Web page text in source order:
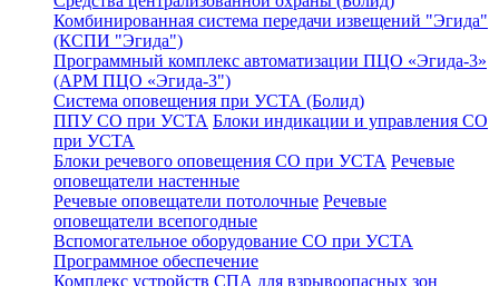
Комбинированная система передачи извещений "Эгида"
(КСПИ "Эгида")
Программный комплекс автоматизации ПЦО «Эгида-3»
(АРМ ПЦО «Эгида-3")
Система оповещения при УСТА (Болид)
ППУ СО при УСТА Блоки индикации и управления СО
при УСТА
Блоки речевого оповещения СО при УСТА Речевые
оповещатели настенные
Речевые оповещатели потолочные Речевые
оповещатели всепогодные
Вспомогательное оборудование СО при УСТА
Программное обеспечение
Комплекс устройств СПА для взрывоопасных зон